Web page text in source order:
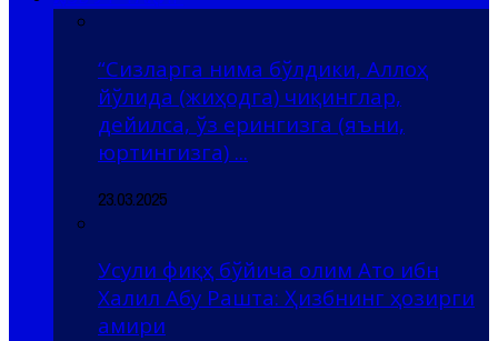
“Сизларга нима бўлдики, Аллоҳ
йўлида (жиҳодга) чиқинглар,
дейилса, ўз ерингизга (яъни,
юртингизга) ...
23.03.2025
Усули фиқҳ бўйича олим Ато ибн
Халил Абу Рашта: Ҳизбнинг ҳозирги
амири